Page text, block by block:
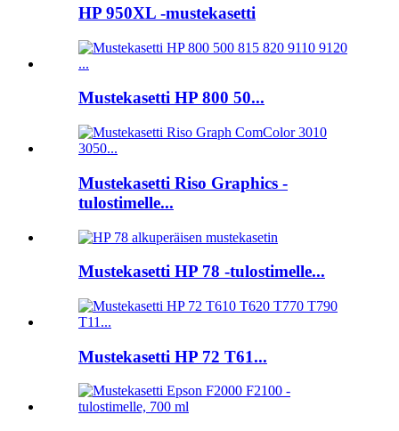
HP 950XL -mustekasetti
Mustekasetti HP 800 50...
Mustekasetti Riso Graphics -
tulostimelle...
Mustekasetti HP 78 -tulostimelle...
Mustekasetti HP 72 T61...